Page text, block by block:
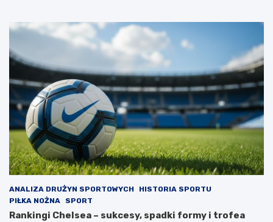
ANALIZA DRUŻYN SPORTOWYCH
HISTORIA SPORTU
PIŁKA NOŻNA
SPORT
Rankingi Chelsea – sukcesy, spadki formy i trofea